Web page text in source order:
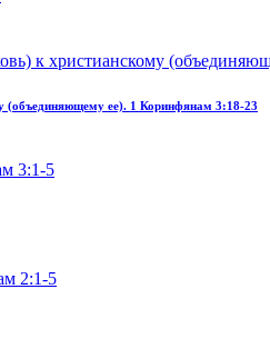
(объединяющему ее). 1 Коринфянам 3:18-23